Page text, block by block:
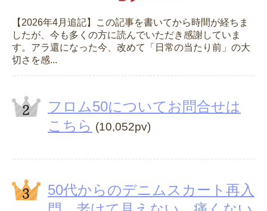
【2026年4月追記】この記事を書いてから時間が経ちま
したが、今も多くの方に読んでいただき感謝していま
す。アラ還になった今、改めて「日常の当たり前」の大
切さを感...
フロム50についてお問合せは
こちら (10,052pv)
50代からのデニムスカート再入